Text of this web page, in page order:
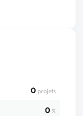
0 projets
0 %